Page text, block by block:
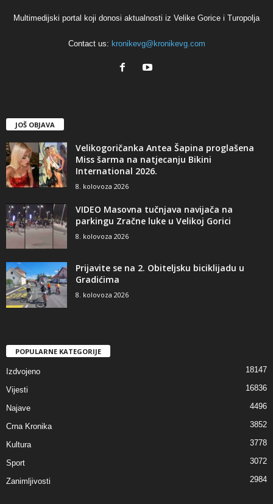
Multimedijski portal koji donosi aktualnosti iz Velike Gorice i Turopolja
Contact us: kronikevg@kronikevg.com
JOŠ OBJAVA
Velikogoričanka Antea Šapina proglašena
Miss šarma na natjecanju Bikini
International 2026.
8. kolovoza 2026
VIDEO Masovna tučnjava navijača na
parkingu Zračne luke u Velikoj Gorici
8. kolovoza 2026
Prijavite se na 2. Obiteljsku biciklijadu u
Gradićima
8. kolovoza 2026
POPULARNE KATEGORIJE
Izdvojeno 18147
Vijesti 16836
Najave 4496
Crna Kronika 3852
Kultura 3778
Sport 3072
Zanimljivosti 2984